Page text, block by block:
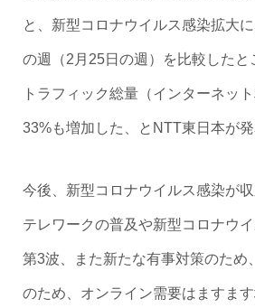
と、新型コロナウイルス感染拡大
の週（2月25日の週）を比較したと
トラフィック総量（インターネッ
33%も増加した、とNTT東日本が発
今後、新型コロナウイルス感染が
テレワークの普及や新型コロナウ
第3波、また新たな有事対策のため
のため、オンライン需要はますま